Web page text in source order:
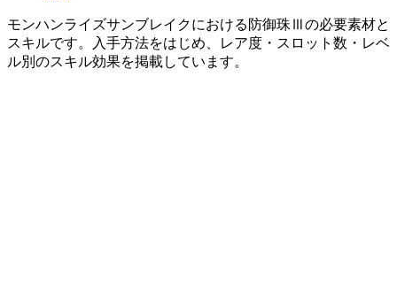
モンハンライズサンブレイクにおける防御珠Ⅲの必要素材と
スキルです。入手方法をはじめ、レア度・スロット数・レベ
ル別のスキル効果を掲載しています。